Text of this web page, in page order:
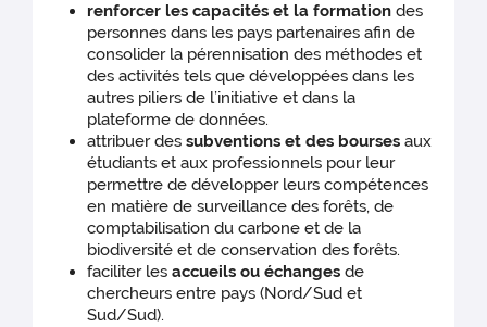
renforcer les capacités et la formation des
personnes dans les pays partenaires afin de
consolider la pérennisation des méthodes et
des activités tels que développées dans les
autres piliers de l’initiative et dans la
plateforme de données.
attribuer dessubventions et des bourses aux
étudiants et aux professionnels pour leur
permettre de développer leurs compétences
en matière de surveillance des forêts, de
comptabilisation du carbone et de la
biodiversité et de conservation des forêts.
faciliter lesaccueils ou échanges de
chercheurs entre pays (Nord/Sud et
Sud/Sud).